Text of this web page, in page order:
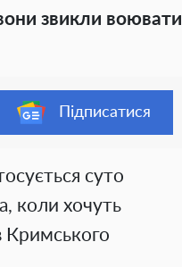
звикли воювати
Підписатися
суто
коли хочуть
Кримського